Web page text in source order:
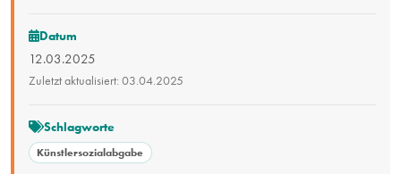
Datum
12.03.2025
Zuletzt aktualisiert: 03.04.2025
Schlagworte
Künstlersozialabgabe